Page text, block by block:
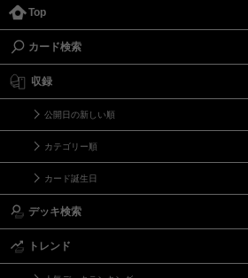
Top
カード検索
収録
公開日の新しい順
カテゴリー順
カード誕生日
デッキ検索
トレンド